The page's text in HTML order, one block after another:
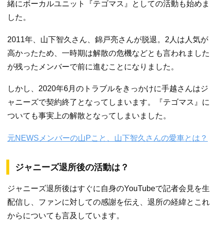
緒にボーカルユニット『テゴマス』としての活動も始めま
した。
2011年、山下智久さん、錦戸亮さんが脱退。2人は人気が
高かったため、一時期は解散の危機などとも言われました
が残ったメンバーで前に進むことになりました。
しかし、2020年6月のトラブルをきっかけに手越さんはジ
ャニーズで契約終了となってしまいます。『テゴマス』に
ついても事実上の解散となってしまいました。
元NEWSメンバーの山Pこと、山下智久さんの愛車とは？
ジャニーズ退所後の活動は？
ジャニーズ退所後はすぐに自身のYouTubeで記者会見を生
配信し、ファンに対しての感謝を伝え、退所の経緯とこれ
からについても言及しています。